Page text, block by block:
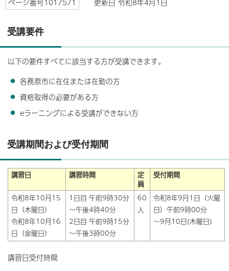
ページ番号1017571 更新日 令和8年4月1日
受講要件
以下の要件すべてに該当する方が受講できます。
各務原市に在住または在勤の方
資格取得の必要がある方
eラーニングによる受講ができない方
受講期間および受付期間
講習日 講習時間
定
員
受付期間
令和8年10月15
日（木曜日）
令和8年10月16
日（金曜日）
1日目 午前9時30分
～午後4時40分
2日目 午前9時15分
～午後3時00分
60
人
令和8年9月1日（火曜
日）午前9時00分
～9月10日(木曜日)
講習日受付時間